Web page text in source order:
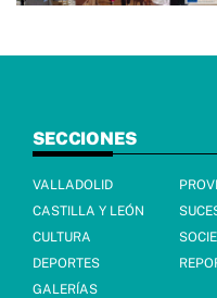
SECCIONES
VALLADOLID
CASTILLA Y LEÓN
CULTURA
DEPORTES
GALERÍAS